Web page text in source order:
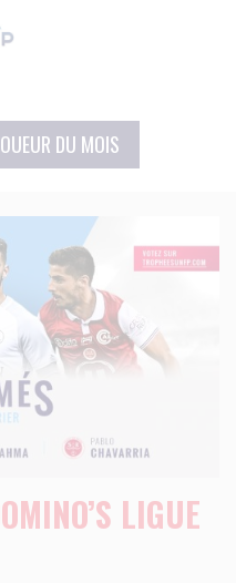
DU MOIS
LIGUE